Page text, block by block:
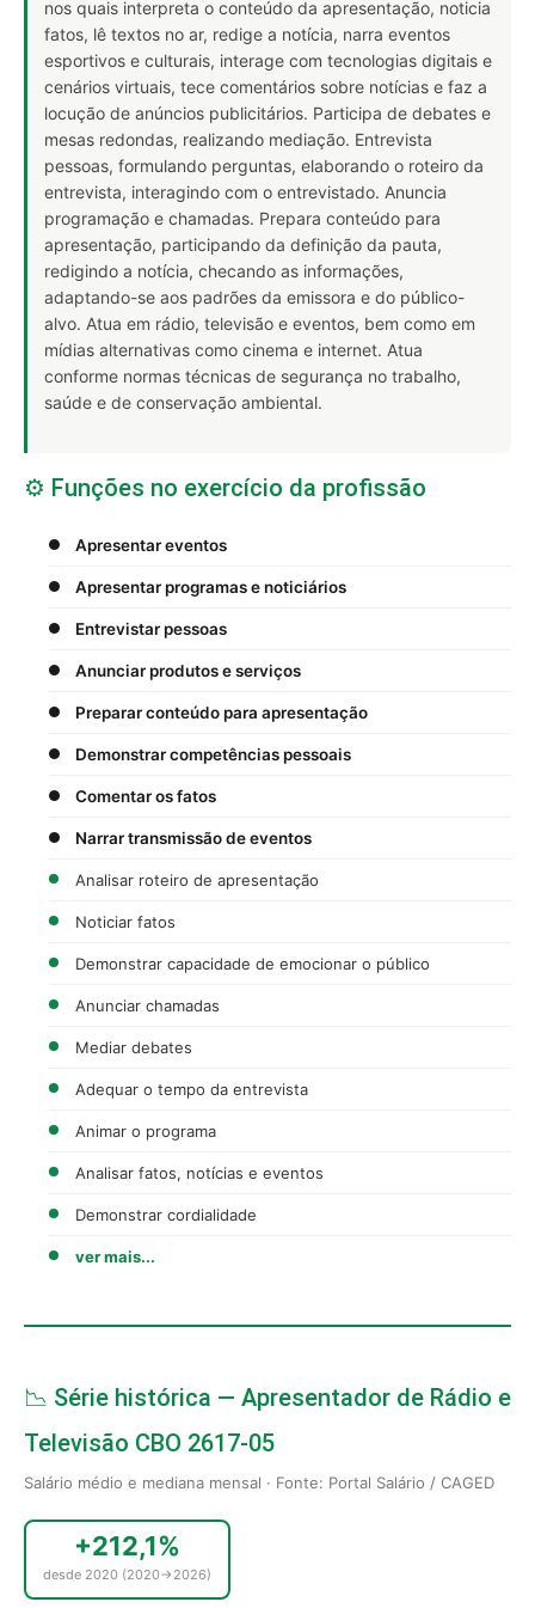
nos quais interpreta o conteúdo da apresentação, noticia
fatos, lê textos no ar, redige a notícia, narra eventos
esportivos e culturais, interage com tecnologias digitais e
cenários virtuais, tece comentários sobre notícias e faz a
locução de anúncios publicitários. Participa de debates e
mesas redondas, realizando mediação. Entrevista
pessoas, formulando perguntas, elaborando o roteiro da
entrevista, interagindo com o entrevistado. Anuncia
programação e chamadas. Prepara conteúdo para
apresentação, participando da definição da pauta,
redigindo a notícia, checando as informações,
adaptando-se aos padrões da emissora e do público-
alvo. Atua em rádio, televisão e eventos, bem como em
mídias alternativas como cinema e internet. Atua
conforme normas técnicas de segurança no trabalho,
saúde e de conservação ambiental.
⚙️ Funções no exercício da profissão
Apresentar eventos
Apresentar programas e noticiários
Entrevistar pessoas
Anunciar produtos e serviços
Preparar conteúdo para apresentação
Demonstrar competências pessoais
Comentar os fatos
Narrar transmissão de eventos
Analisar roteiro de apresentação
Noticiar fatos
Demonstrar capacidade de emocionar o público
Anunciar chamadas
Mediar debates
Adequar o tempo da entrevista
Animar o programa
Analisar fatos, notícias e eventos
Demonstrar cordialidade
ver mais...
📉 Série histórica — Apresentador de Rádio e
Televisão CBO 2617-05
Salário médio e mediana mensal · Fonte: Portal Salário / CAGED
+212,1%
desde 2020 (2020→2026)